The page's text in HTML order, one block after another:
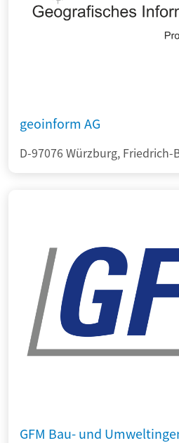
geoinform AG
D-97076 Würzburg, Friedrich-
GFM Bau- und